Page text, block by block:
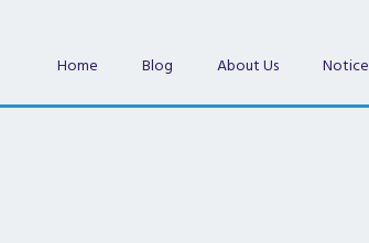
Home Blog About Us Notice